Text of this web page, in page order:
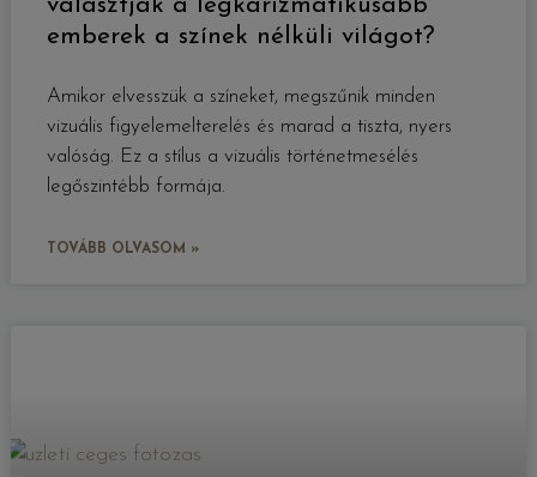
választják a legkarizmatikusabb
emberek a színek nélküli világot?
Amikor elvesszük a színeket, megszűnik minden
vizuális figyelemelterelés és marad a tiszta, nyers
valóság. Ez a stílus a vizuális történetmesélés
legőszintébb formája.
TOVÁBB OLVASOM »